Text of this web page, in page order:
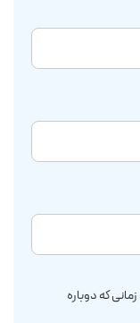
که دوباره